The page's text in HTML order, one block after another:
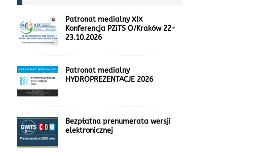
Patronat medialny XIX
Konferencja PZiTS O/Kraków 22-
23.10.2026
Patronat medialny
HYDROPREZENTACJE 2026
Bezpłatna prenumerata wersji
elektronicznej